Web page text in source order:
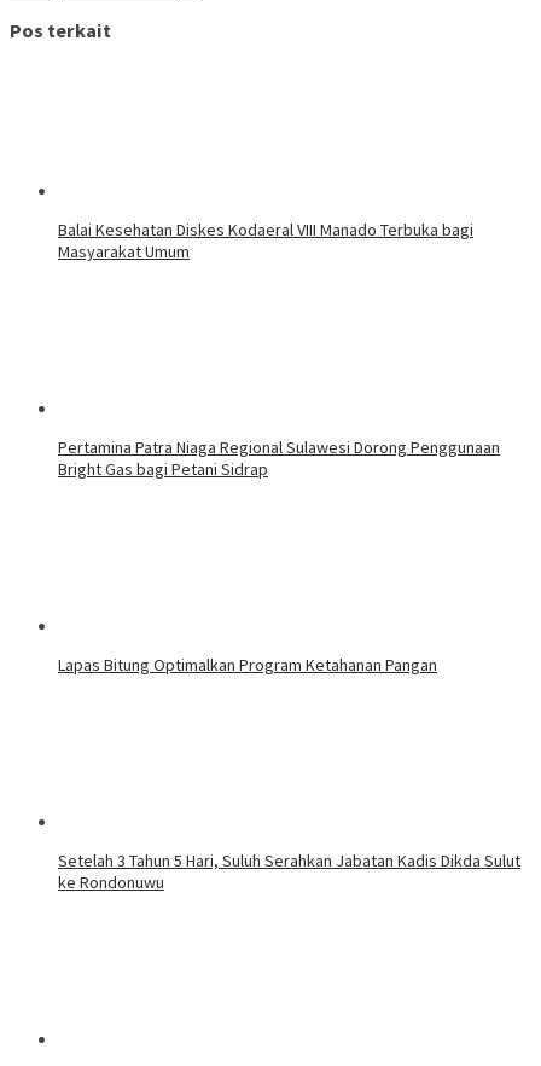
Pos terkait
Balai Kesehatan Diskes Kodaeral VIII Manado Terbuka bagi
Masyarakat Umum
Pertamina Patra Niaga Regional Sulawesi Dorong Penggunaan
Bright Gas bagi Petani Sidrap
Lapas Bitung Optimalkan Program Ketahanan Pangan
Setelah 3 Tahun 5 Hari, Suluh Serahkan Jabatan Kadis Dikda Sulut
ke Rondonuwu